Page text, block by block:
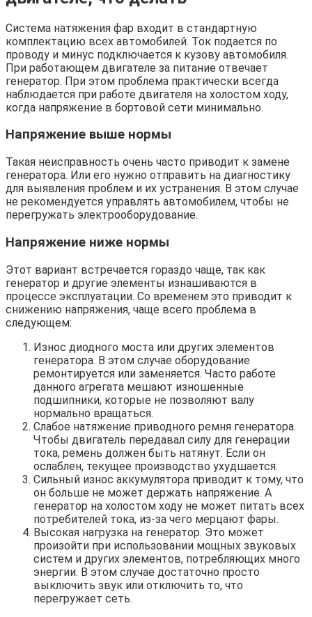
Система натяжения фар входит в стандартную
комплектацию всех автомобилей. Ток подается по
проводу и минус подключается к кузову автомобиля.
При работающем двигателе за питание отвечает
генератор. При этом проблема практически всегда
наблюдается при работе двигателя на холостом ходу,
когда напряжение в бортовой сети минимально.
Напряжение выше нормы
Такая неисправность очень часто приводит к замене
генератора. Или его нужно отправить на диагностику
для выявления проблем и их устранения. В этом случае
не рекомендуется управлять автомобилем, чтобы не
перегружать электрооборудование.
Напряжение ниже нормы
Этот вариант встречается гораздо чаще, так как
генератор и другие элементы изнашиваются в
процессе эксплуатации. Со временем это приводит к
снижению напряжения, чаще всего проблема в
следующем:
Износ диодного моста или других элементов
генератора. В этом случае оборудование
ремонтируется или заменяется. Часто работе
данного агрегата мешают изношенные
подшипники, которые не позволяют валу
нормально вращаться.
Слабое натяжение приводного ремня генератора.
Чтобы двигатель передавал силу для генерации
тока, ремень должен быть натянут. Если он
ослаблен, текущее производство ухудшается.
Сильный износ аккумулятора приводит к тому, что
он больше не может держать напряжение. А
генератор на холостом ходу не может питать всех
потребителей тока, из-за чего мерцают фары.
Высокая нагрузка на генератор. Это может
произойти при использовании мощных звуковых
систем и других элементов, потребляющих много
энергии. В этом случае достаточно просто
выключить звук или отключить то, что
перегружает сеть.